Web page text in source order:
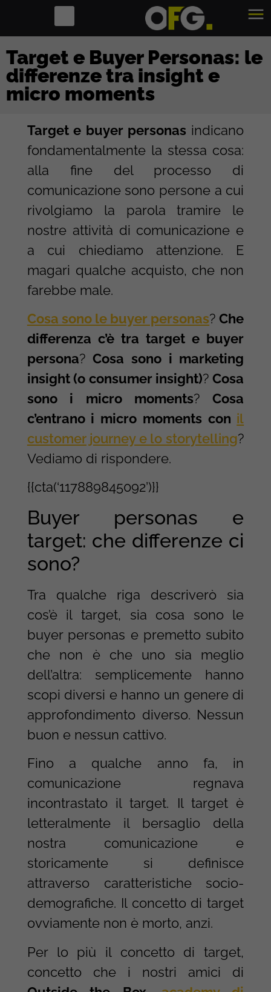
Target e Buyer Personas: le
differenze tra insight e
micro moments
Target e buyer personas indicano
fondamentalmente la stessa cosa:
alla fine del processo di
comunicazione sono persone a cui
rivolgiamo la parola tramire le
nostre attività di comunicazione e
a cui chiediamo attenzione. E
magari qualche acquisto, che non
farebbe male.
Cosa sono le buyer personas?Che
differenza c’è tra target e buyer
persona?Cosa sono i marketing
insight (o consumer insight)?Cosa
sono i micro moments?Cosa
c’entrano i micro moments con il
customer journey e lo storytelling?
Vediamo di rispondere.
{{cta(‘117889845092’)}}
Buyer personas e
target: che differenze ci
sono?
Tra qualche riga descriverò sia
cos’è il target, sia cosa sono le
buyer personas e premetto subito
che non è che uno sia meglio
dell’altra: semplicemente hanno
scopi diversi e hanno un genere di
approfondimento diverso. Nessun
buon e nessun cattivo.
Fino a qualche anno fa, in
comunicazione regnava
incontrastato il target. Il target è
letteralmente il bersaglio della
nostra comunicazione e
storicamente si definisce
attraverso caratteristiche socio-
demografiche. Il concetto di target
ovviamente non è morto, anzi.
Per lo più il concetto di target,
concetto che i nostri amici di